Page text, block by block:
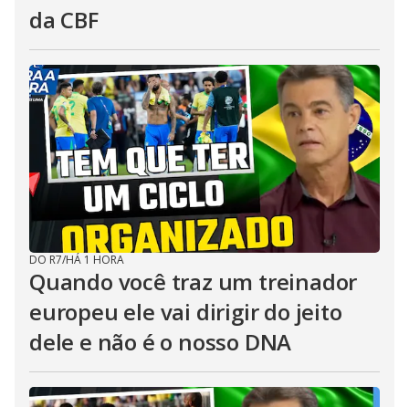
da CBF
DO R7/HÁ 1 HORA
Quando você traz um treinador
europeu ele vai dirigir do jeito
dele e não é o nosso DNA